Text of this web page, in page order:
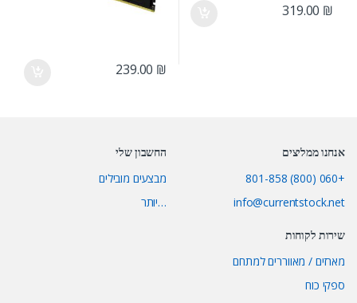
319.00 ₪
239.00 ₪
אנחנו ממליצים
+060 (800) 801-858
info@currentstock.net
החשבון שלי
מבצעים מובילים
…יותר
שירות לקוחות
מארזים / מאווררים למתחם
ספקי כוח